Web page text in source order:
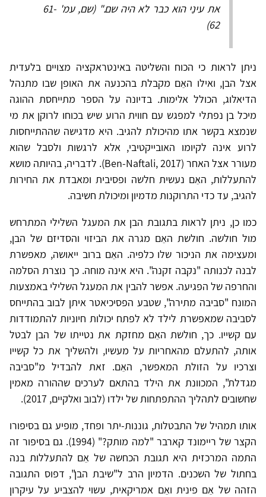
את עינַי הוא כבר לא היה שם." (שם, עמ' 61-
62)
ניתן לראות כי הכוח והשליטה באינטראקציה מצויים בלעדית
אצל הבן, ואילו האֵם מקבלת בהכנעה את האופן שבו מתנהל
הדיאלוג, הכולל אלימות. בדיונה על הספר מתייחסת ההוגה
מיכל בן נפתלי למפגש עם חווית הרוע שיש בכוחו לרוקן את מי
שנמצא בקשר אתו מהיכולת להגיב. היא מדגישה שההתייחסות
לרוע אינה לקיומו האובייקטיבי, אלא לרגשות ולסבל שהוא
מעורר אצל האחר (Ben-Naftali, 2017). לדבריה, בהיותה מושא
להתעללות, האֵם נעשית חלשה ופסיבית ומאבדת את החירות
להגיב, עד כדי התרוקנות מדמיון ומיכולת חשיבה.
כמו כן, ניתן לראות בתגובת הבן את המעגל השלילי המתרחש
מול חולשה. חולשת האֵם מגרה את הביזוי והסדיזם של הבן,
ומעצימה את הניכור שלו כלפיה. האֵם ברוב ייאושה, מאפשרת
לבנה לכנותה "נקבה זקנה". היא אינה מוחה. כך נוצרת הסלמה
והחרפה של הפגיעה. אפשר להבין את המעגל השלילי באמצעות
המונח "סביבה מתירה", שטבע הפסיכיאטר איתן לבוב בהתייחס
לסביבה שמאפשרת לילד לא לפתח יכולות חיוניות להתמודדות
עם קשייו. כך, חולשת האֵם מחזקת את נטייתו של הבן לבטל
אותה, להתעלם מהאחריות על מעשיו, ולהשליך את כל קשייו
וצרכיו על הזולת המאפשר, האֵם. זאת להבדיל מ"סביבה
מגדלת", המכוונת את הילד בהתאם לערכים שההורה מאמין
שחשובים לתהליך ההתפתחות של ילדו (לבוב ואלקיים, 2017).
אותו תמהיל של התבטלות, גוננות-יתר ופחד, מופיע גם בסיפורו
הקצר של ריימונד קארבר "למה מותק?" (1994). גם בסיפור זה
התמה המרכזית היא תגובת הכחשה של אֵם להתעללות בנה
בחתול של השכנים. הדמיון הרב ל"שיבת הבן", דפוס התגובה
הזהה של אֵם פינית ואֵם אמריקאית, עשוי להצביע על עיקרון